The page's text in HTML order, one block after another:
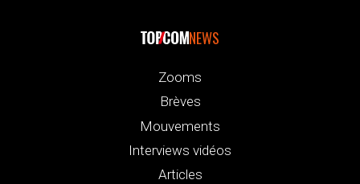
NEWS
Zooms
Brèves
Mouvements
Interviews vidéos
Articles